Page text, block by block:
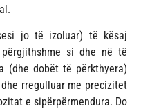
jo të izoluar) të kësaj
si dhe në të
(dhe dobët të përkthyera)
rregulluar me precizitet
e sipërpërmendura. Do